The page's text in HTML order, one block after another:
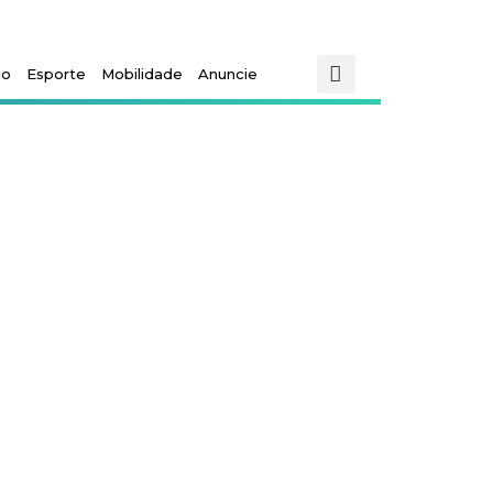
Esporte Mobilidade Anuncie